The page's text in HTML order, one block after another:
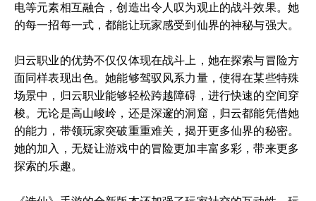
电等元素相互融合，创造出令人叹为观止的战斗效果。她
的每一招每一式，都能让玩家感受到仙界的神秘与强大。
归云职业的优势不仅仅体现在战斗上，她在探索与冒险方
面同样表现出色。她能够驾驭风系力量，使得在某些特殊
场景中，归云职业能够轻松跨越障碍，进行快速的空间穿
梭。无论是高山峻岭，还是深邃的洞窟，归云都能凭借她
的能力，带领玩家突破重重难关，揭开更多仙界的秘密。
她的加入，无疑让游戏中的冒险更加丰富多彩，带来更多
探索的乐趣。